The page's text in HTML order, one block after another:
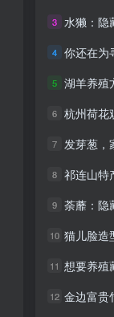
3 水獭：隐藏
4 你还在为寻
5 湖羊养殖
6 杭州荷花
7 发芽葱，
8 祁连山特
9 荼蘼：隐
10 猫儿脸造
11 想要养殖
12 金边富贵
3 水獭：隐藏
4 你还在为寻
5 湖羊养殖
6 杭州荷花
7 发芽葱，
8 祁连山特
9 荼蘼：隐
10 猫儿脸造
11 想要养殖
12 金边富贵